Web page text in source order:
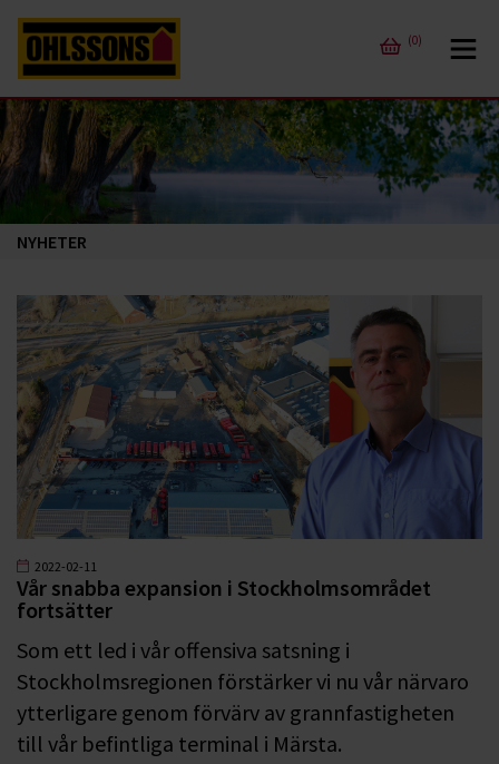
(0)
NYHETER
2022-02-11
Vår snabba expansion i Stockholmsområdet
fortsätter
Som ett led i vår offensiva satsning i
Stockholmsregionen förstärker vi nu vår närvaro
ytterligare genom förvärv av grannfastigheten
till vår befintliga terminal i Märsta.